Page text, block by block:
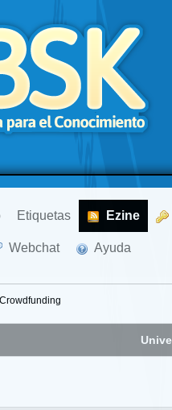
Etiquetas Ezine
Webchat Ayuda